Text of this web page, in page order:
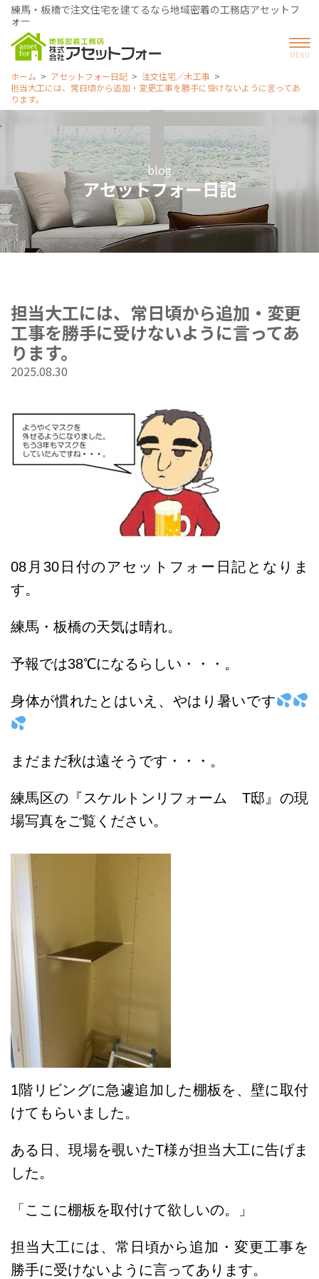
練馬・板橋で注文住宅を建てるなら地域密着の工務店アセットフ
ォー
ホーム アセットフォー日記
注文住宅／木工事
担当大工には、常日頃から追加・変更工事を勝手に受けないように言ってあ
ります。
blog
アセットフォー日記
担当大工には、常日頃から追加・変更
工事を勝手に受けないように言ってあ
ります。
2025.08.30
08 月30日 付のアセットフォー日記となりま
す。
練馬・板橋の天気は晴れ。
予報では38℃になるらしい・・・。
身体が慣れたとはいえ、やはり暑いです
まだまだ秋は遠そうです・・・。
練馬区の『スケルトンリフォーム T邸』の現
場写真をご覧ください。
1階リビングに急遽追加した棚板を、壁に取付
けてもらいました。
ある日、現場を覗いたT様が担当大工に告げま
した。
「ここに棚板を取付けて欲しいの。」
担当大工には、常日頃から追加・変更工事を
勝手に受けないように言ってあります。